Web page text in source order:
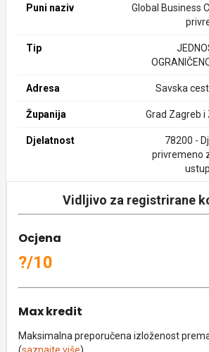
Puni naziv
Global Business
Tip
Adresa Savska
Županija Grad Zagreb
Djelatnost
78200 -
privremeno
Vidljivo za registrirane
Ocjena
?/10
Max kredit
Maksimalna preporučena izloženost